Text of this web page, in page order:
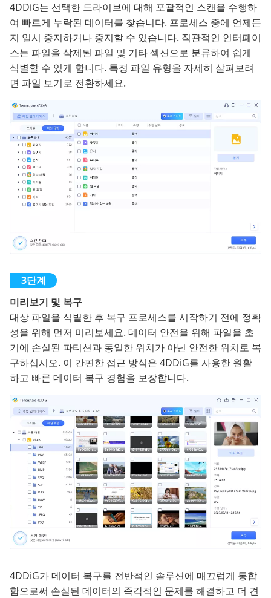
4DDiG는 선택한 드라이브에 대해 포괄적인 스캔을 수행하
여 빠르게 누락된 데이터를 찾습니다. 프로세스 중에 언제든
지 일시 중지하거나 중지할 수 있습니다. 직관적인 인터페이
스는 파일을 삭제된 파일 및 기타 섹션으로 분류하여 쉽게
식별할 수 있게 합니다. 특정 파일 유형을 자세히 살펴보려
면 파일 보기로 전환하세요.
미리보기 및 복구
대상 파일을 식별한 후 복구 프로세스를 시작하기 전에 정확
성을 위해 먼저 미리보세요. 데이터 안전을 위해 파일을 초
기에 손실된 파티션과 동일한 위치가 아닌 안전한 위치로 복
구하십시오. 이 간편한 접근 방식은 4DDiG를 사용한 원활
하고 빠른 데이터 복구 경험을 보장합니다.
4DDiG가 데이터 복구를 전반적인 솔루션에 매끄럽게 통합
함으로써 손실된 데이터의 즉각적인 문제를 해결하고 더 견